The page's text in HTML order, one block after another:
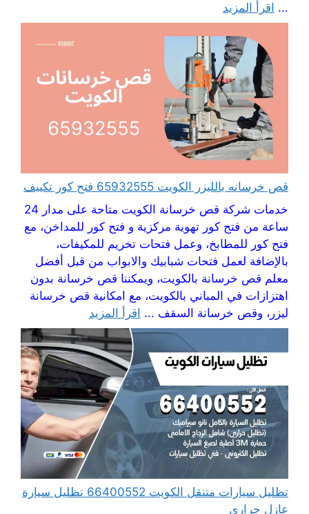
... اقرأ المزيد
قص خرسانه بالليزر الكويت 65932555 فتح كور تكييف
خدمات شركة قص خرسانة الكويت متاحة على مدار 24
ساعة من فتح كور تهوية مركزية و فتح كور للمداخن، مع
فتح كور للمطابخ، وعمل فتحات تخريم للمكيفات،
بالإضافة لعمل فتحات شبابيك والابواب من قبل أفضل
معلم قص خرسانة بالكويت، ويمكننا قص خرسانة بدون
اهتزازات في المباني بالكويت، مع امكانية قص خرسانة
ليزر، وقص خرسانة السقف ... اقرأ المزيد
تظليل سيارات متنقل الكويت 66400552 تظليل سيارة
عازل حراري